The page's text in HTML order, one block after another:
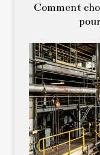
Comment